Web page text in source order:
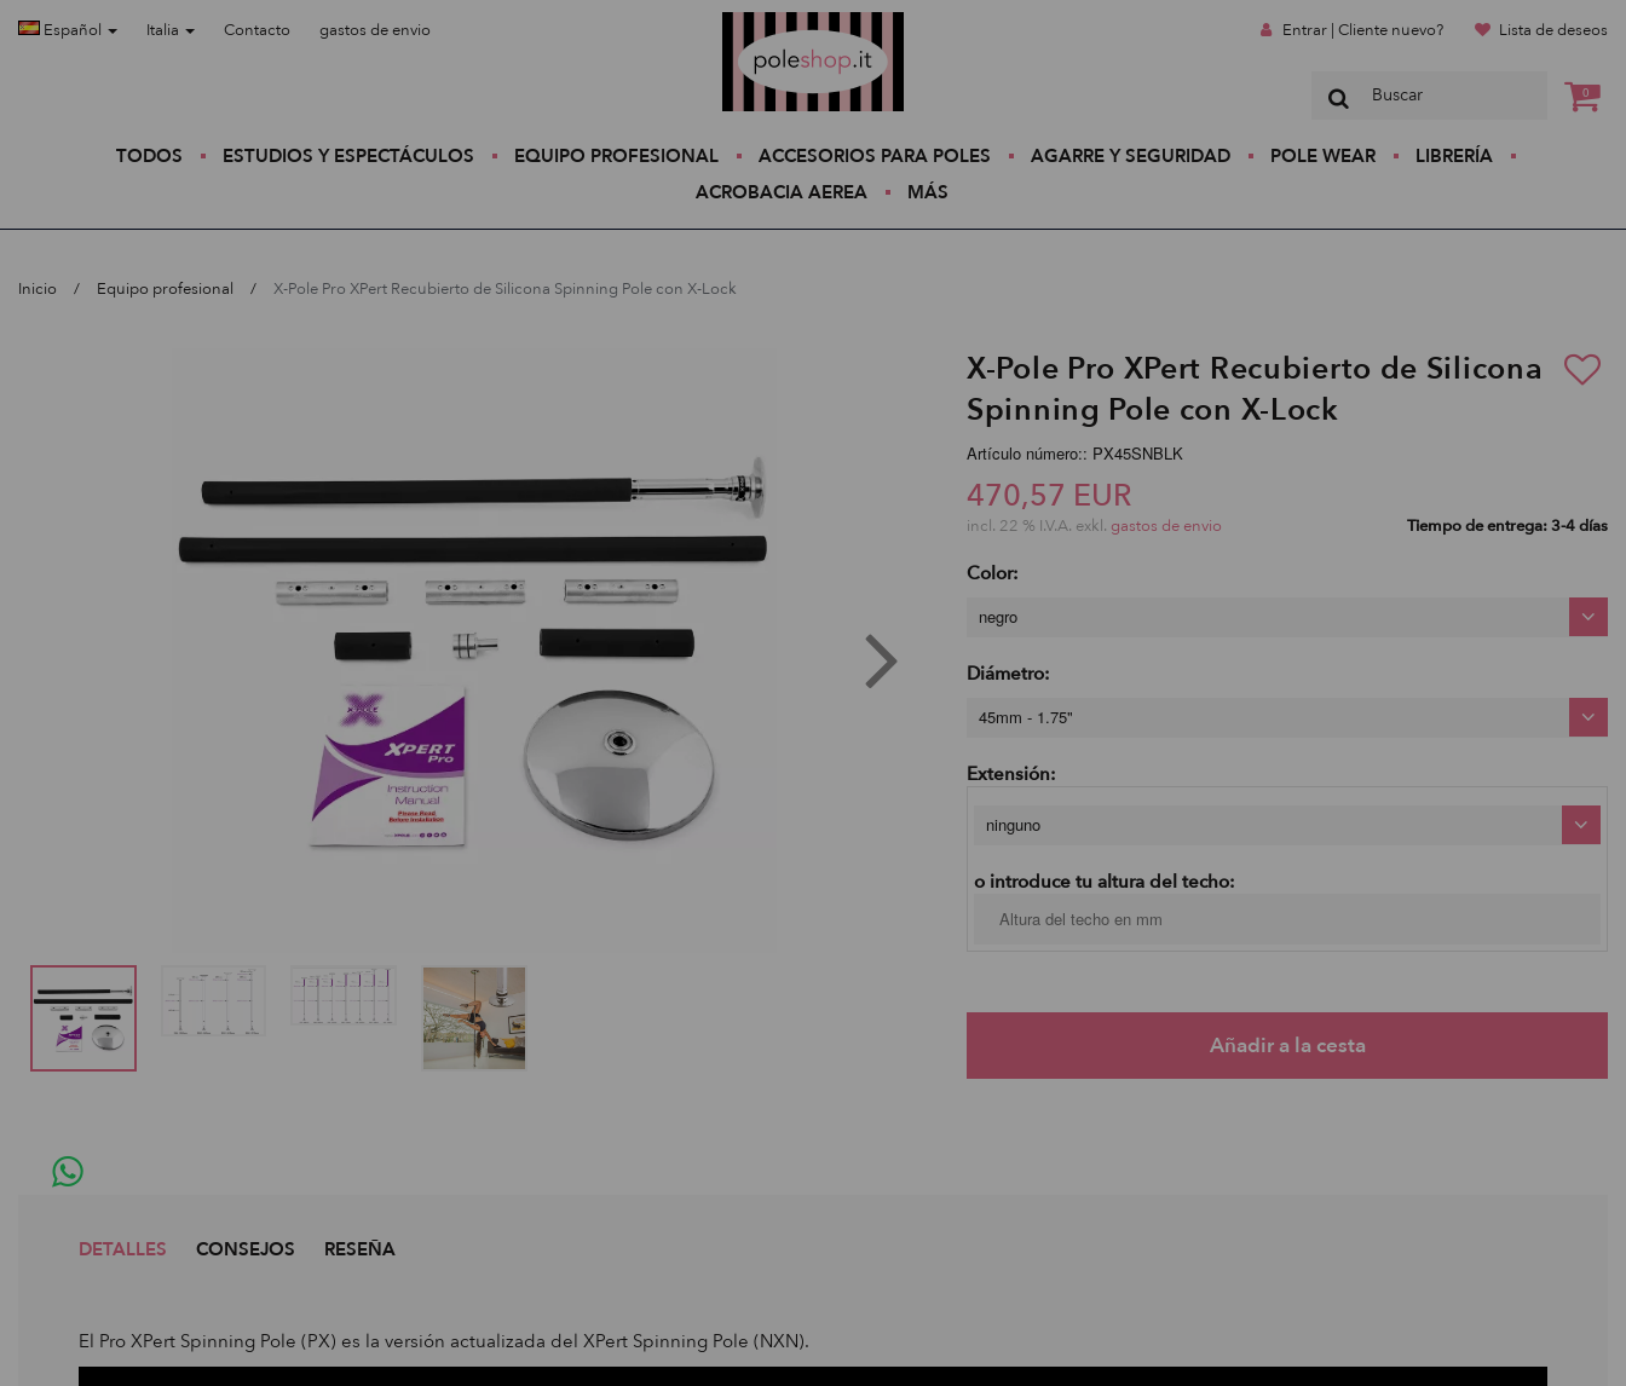
Español Italia Contacto gastos de envio Entrar | Cliente nuevo? Lista de deseos
0
TODOS ESTUDIOS Y ESPECTÁCULOS EQUIPO PROFESIONAL ACCESORIOS PARA POLES AGARRE Y SEGURIDAD POLE WEAR
LIBRERÍA
ACROBACIA AEREA
MÁS
Inicio Equipo profesional X-Pole Pro XPert Recubierto de Silicona Spinning Pole con X-Lock
X-Pole Pro XPert Recubierto de Silicona
Spinning Pole con X-Lock
Artículo número:: PX45SNBLK
470,57 EUR
incl. 22 % I.V.A. exkl. gastos de envio Tiempo de entrega: 3-4 días
Color:
negro
Diámetro:
45mm - 1.75"
Extensión:
ninguno
o introduce tu altura del techo:
DETALLES CONSEJOS RESEÑA
El Pro XPert Spinning Pole (PX) es la versión actualizada del XPert Spinning Pole (NXN).